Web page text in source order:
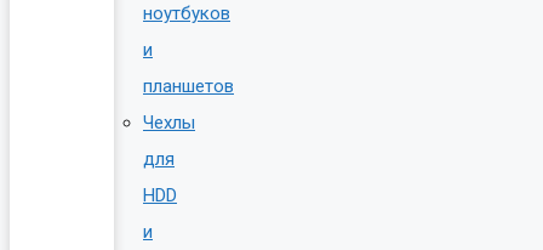
ноутбуков
и
планшетов
Чехлы
для
HDD
и